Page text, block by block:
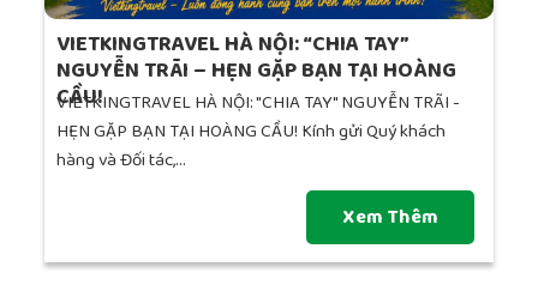
VIETKINGTRAVEL HÀ NỘI: “CHIA TAY”
NGUYỄN TRÃI – HẸN GẶP BẠN TẠI HOÀNG
CẦU!
VIETKINGTRAVEL HÀ NỘI: "CHIA TAY" NGUYỄN TRÃI -
HẸN GẶP BẠN TẠI HOÀNG CẦU! Kính gửi Quý khách
hàng và Đối tác,...
Xem Thêm